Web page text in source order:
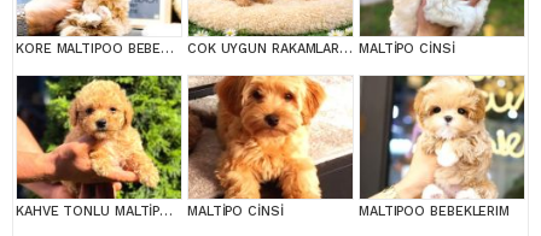
KORE MALTIPOO BEBEKLERIM COK UYGUN RAKAMLARA GERÇEK MALTİPOO YAVRULAR MALTİPO CİNSİ
KAHVE TONLU MALTİPOO CİNSİ YAVRULAR MALTİPO CİNSİ MALTIPOO BEBEKLERIM